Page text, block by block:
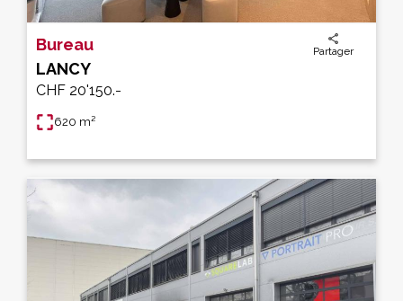
Partager
Bureau
LANCY
CHF 20'150.-
620 m²